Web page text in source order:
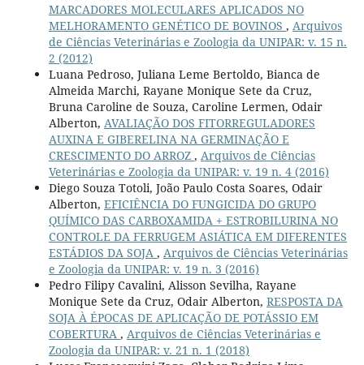
MARCADORES MOLECULARES APLICADOS NO
MELHORAMENTO GENÉTICO DE BOVINOS , Arquivos
de Ciências Veterinárias e Zoologia da UNIPAR: v. 15 n.
2 (2012)
Luana Pedroso, Juliana Leme Bertoldo, Bianca de
Almeida Marchi, Rayane Monique Sete da Cruz,
Bruna Caroline de Souza, Caroline Lermen, Odair
Alberton, AVALIAÇÃO DOS FITORREGULADORES
AUXINA E GIBERELINA NA GERMINAÇÃO E
CRESCIMENTO DO ARROZ , Arquivos de Ciências
Veterinárias e Zoologia da UNIPAR: v. 19 n. 4 (2016)
Diego Souza Totoli, João Paulo Costa Soares, Odair
Alberton, EFICIÊNCIA DO FUNGICIDA DO GRUPO
QUÍMICO DAS CARBOXAMIDA + ESTROBILURINA NO
CONTROLE DA FERRUGEM ASIÁTICA EM DIFERENTES
ESTÁDIOS DA SOJA , Arquivos de Ciências Veterinárias
e Zoologia da UNIPAR: v. 19 n. 3 (2016)
Pedro Filipy Cavalini, Alisson Sevilha, Rayane
Monique Sete da Cruz, Odair Alberton, RESPOSTA DA
SOJA À ÉPOCAS DE APLICAÇÃO DE POTÁSSIO EM
COBERTURA , Arquivos de Ciências Veterinárias e
Zoologia da UNIPAR: v. 21 n. 1 (2018)